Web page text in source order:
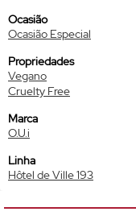
Ocasião
Ocasião Especial
Propriedades
Vegano
Cruelty Free
Marca
O.U.i
Linha
Hôtel de Ville 193